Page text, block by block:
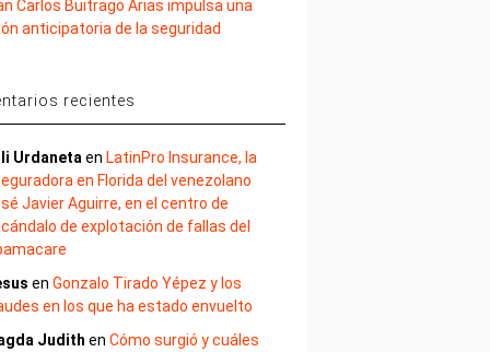
Carlos Buitrago Arias impulsa una
anticipatoria de la seguridad
recientes
Urdaneta en LatinPro Insurance, la
en Florida del venezolano
Javier Aguirre, en el centro de
de explotación de fallas del
enGonzalo Tirado Yépez y los
en los que ha estado envuelto
Judith enCómo surgió y cuáles